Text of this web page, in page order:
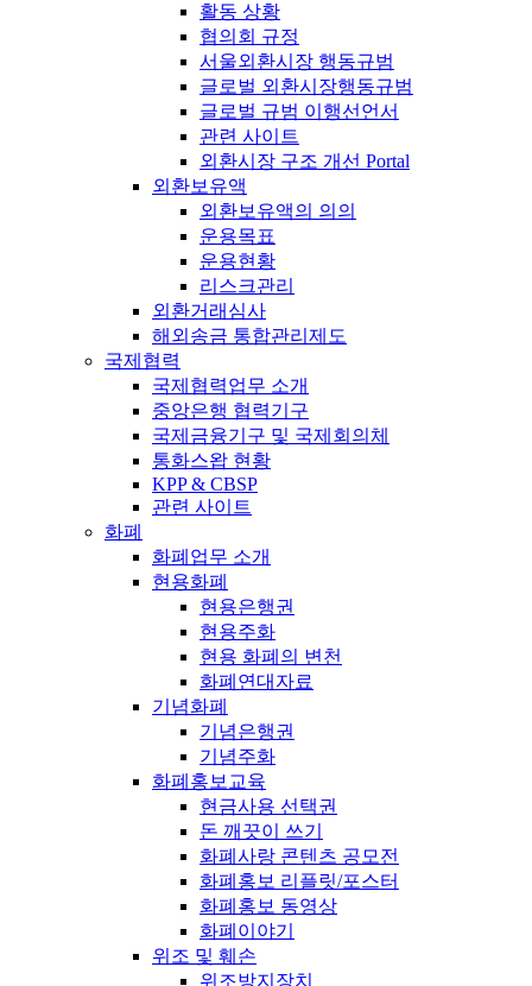
활동 상황
협의회 규정
서울외환시장 행동규범
글로벌 외환시장행동규범
글로벌 규범 이행선언서
관련 사이트
외환시장 구조 개선 Portal
외환보유액
외환보유액의 의의
운용목표
운용현황
리스크관리
외환거래심사
해외송금 통합관리제도
국제협력
국제협력업무 소개
중앙은행 협력기구
국제금융기구 및 국제회의체
통화스왑 현황
KPP & CBSP
관련 사이트
화폐
화폐업무 소개
현용화폐
현용은행권
현용주화
현용 화폐의 변천
화폐연대자료
기념화폐
기념은행권
기념주화
화폐홍보교육
현금사용 선택권
돈 깨끗이 쓰기
화폐사랑 콘텐츠 공모전
화폐홍보 리플릿/포스터
화폐홍보 동영상
화폐이야기
위조 및 훼손
위조방지장치